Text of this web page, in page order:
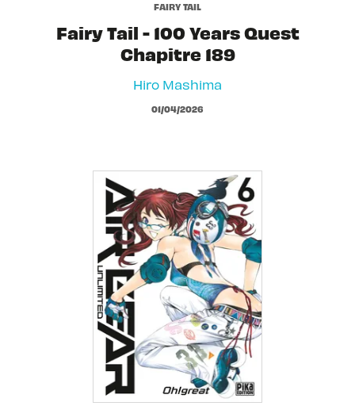
FAIRY TAIL
Fairy Tail - 100 Years Quest
Chapitre 189
Hiro Mashima
01/04/2026